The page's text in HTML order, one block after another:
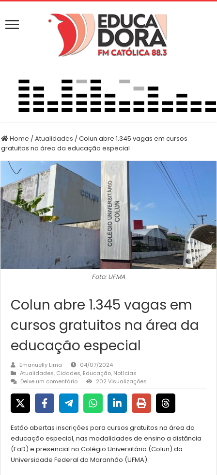
Home /Atualidades /Colun abre 1.345 vagas em cursos
gratuitos na área da educação especial
Foto: UFMA
Colun abre 1.345 vagas em
cursos gratuitos na área da
educação especial
Emanuelly Lima
04/07/2024
Atualidades, Cidades, Educação, Notícias
Deixe um comentário
202 Visualizações
Estão abertas inscrições para cursos gratuitos na área da
educação especial, nas modalidades de ensino a distância
(EaD) e presencial no Colégio Universitário (Colun) da
Universidade Federal do Maranhão (UFMA).